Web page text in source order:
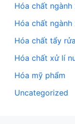
Hóa chất
Hóa chất ngành
Hóa chất tẩy rửa
Hóa chất xử lí
Hóa mỹ phẩm
Uncategorized